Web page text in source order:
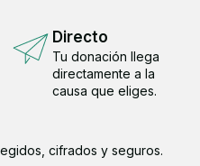
Directo
Tu donación llega
directamente a la
causa que eliges.
cifrados y seguros.